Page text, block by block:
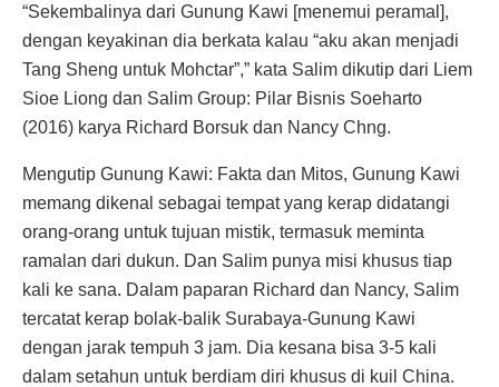
“Sekembalinya dari Gunung Kawi [menemui peramal],
dengan keyakinan dia berkata kalau “aku akan menjadi
Tang Sheng untuk Mohctar”,” kata Salim dikutip dari Liem
Sioe Liong dan Salim Group: Pilar Bisnis Soeharto
(2016) karya Richard Borsuk dan Nancy Chng.
Mengutip Gunung Kawi: Fakta dan Mitos, Gunung Kawi
memang dikenal sebagai tempat yang kerap didatangi
orang-orang untuk tujuan mistik, termasuk meminta
ramalan dari dukun. Dan Salim punya misi khusus tiap
kali ke sana. Dalam paparan Richard dan Nancy, Salim
tercatat kerap bolak-balik Surabaya-Gunung Kawi
dengan jarak tempuh 3 jam. Dia kesana bisa 3-5 kali
dalam setahun untuk berdiam diri khusus di kuil China.